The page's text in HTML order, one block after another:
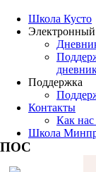
Школа Кусто
Поддержка
Контакты
Как
Школа
ПОС